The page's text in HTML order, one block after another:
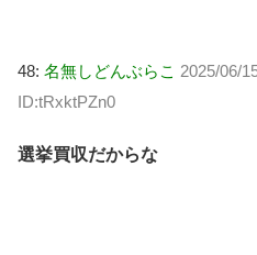
48: 名無しどんぶらこ 2025/06/
ID:tRxktPZn0
選挙買収だからな